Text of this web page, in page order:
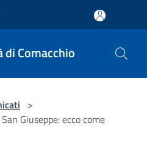
di Comacchio
>
Giuseppe: ecco come